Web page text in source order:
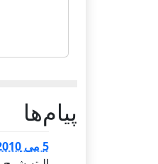
پيام‌ها
5 می 2010, 06:48